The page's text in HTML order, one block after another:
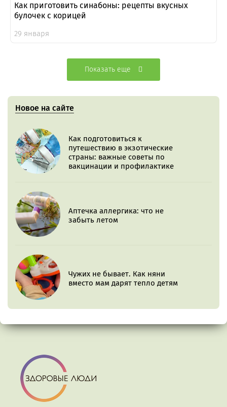
Как приготовить синабоны: рецепты вкусных
булочек с корицей
29 января
Показать еще
Новое на сайте
Как подготовиться к
путешествию в экзотические
страны: важные советы по
вакцинации и профилактике
Аптечка аллергика: что не
забыть летом
Чужих не бывает. Как няни
вместо мам дарят тепло детям